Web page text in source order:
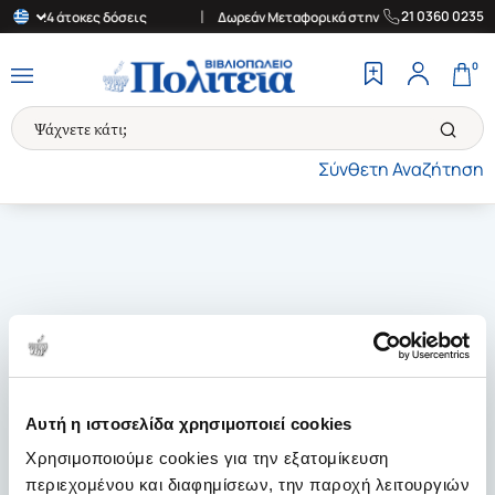
Αυτή η ιστοσελίδα χρησιμοποιεί cookies
Χρησιμοποιούμε cookies για την εξατομίκευση
περιεχομένου και διαφημίσεων, την παροχή λειτουργιών
Έως 24 άτοκες δόσεις Δωρεάν Μεταφορικά στην Ελλάδα για
21 0360 0235
Σύνθετη Αναζήτηση
0